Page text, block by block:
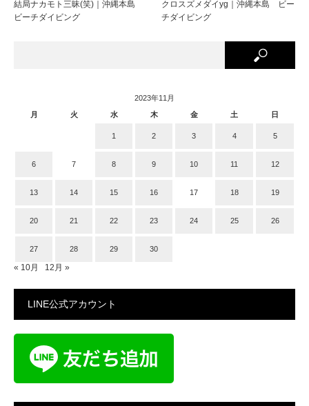
結局ナカモト三昧(笑)｜沖縄本島
ビーチダイビング
クロスズメダイyg｜沖縄本島 ビー
チダイビング
2023年11月
月
火 水 木 金 土 日
1 2 3 4 5
6 7 8 9 10 11 12
13 14 15 16 17 18 19
20 21 22 23 24 25 26
27 28 29 30
« 10月 12月 »
LINE公式アカウント